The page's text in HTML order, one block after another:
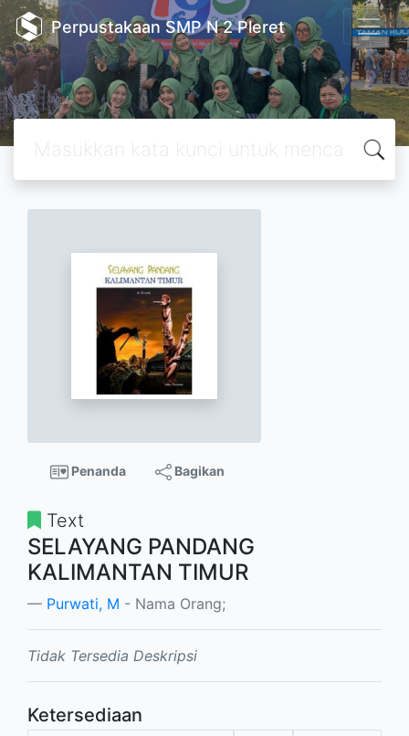
Perpustakaan SMP N 2 Pleret
Penanda Bagikan
Text
SELAYANG PANDANG
KALIMANTAN TIMUR
Purwati, M - Nama Orang;
Tidak Tersedia Deskripsi
Ketersediaan